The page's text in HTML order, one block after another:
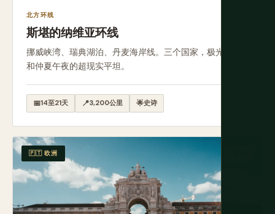
北方环线
斯堪的纳维亚环线
挪威峡湾、瑞典湖泊、丹麦海岸线。三个国家，极光潜力
和仲夏午夜的超现实平坦。
📅14至21天 📍3,200公里 🌟史诗
🇵🇹 欧洲